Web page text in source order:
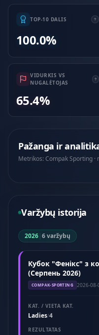
TOP-10 DALIS
100.0%
VIDURKIS VS
NUGALĖTOJAS
65.4%
Pažanga ir
Metrikos: Compak Sporting
Varžybų istorija
2026|6 varžybų
Кубок "Фенікс" з
(Серпень 2026)
COMPAK-SPORTING 2026-08-
KAT. / VIETA KAT.
Ladies/4
REZULTATAS